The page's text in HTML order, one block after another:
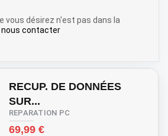
vous désirez n'est pas dans la
nous contacter
RECUP. DE DONNÉES
SUR...
REPARATION PC
Prix
69,99 €